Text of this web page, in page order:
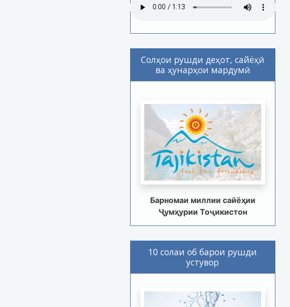
Солҳои рушди деҳот, сайёҳӣ
ва ҳунарҳои мардумӣ
Барномаи миллии сайёҳии
Ҷумҳурии Тоҷикистон
10 солаи об барои рушди
устувор